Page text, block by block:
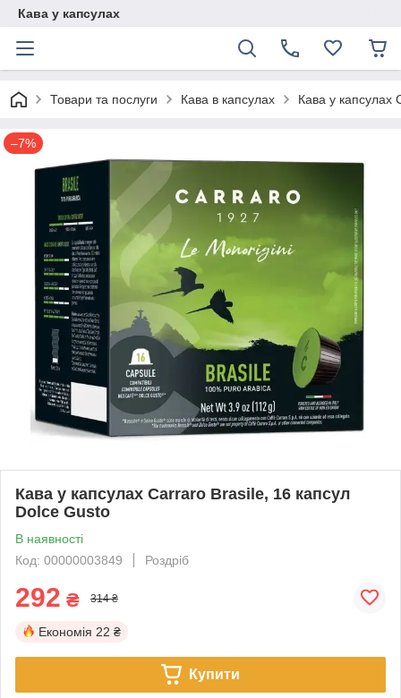
Кава у капсулах
Товари та послуги Кава в капсулах Кава у капсулах
–7%
Кава у капсулах Carraro Brasile, 16 капсул
Dolce Gusto
В наявності
Код: 00000003849
Роздріб
292 ₴ 314 ₴
Економія 22 ₴
Купити